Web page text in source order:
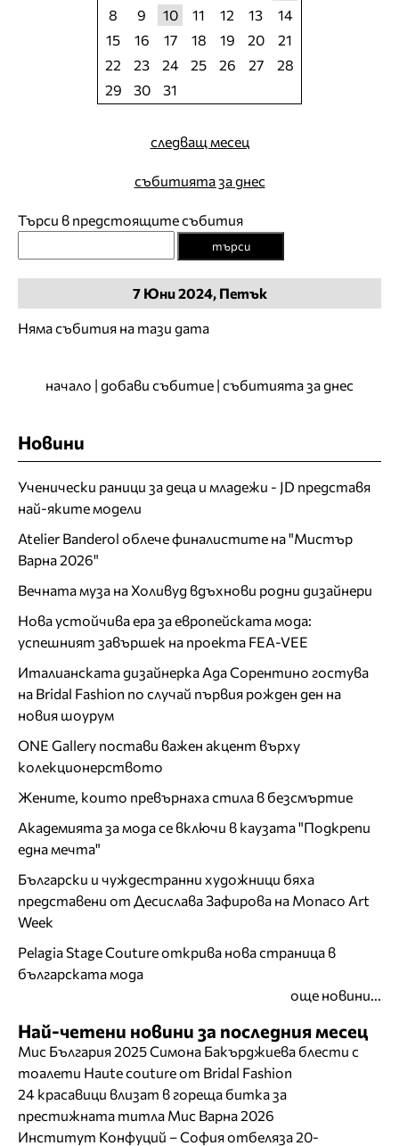
8
9 10 11 12 13
14
15
16 17 18 19 20
21
22
23 24 25 26 27
28
29
30 31
следващ месец
събитията за днес
Търси в предстоящите събития
търси
7 Юни2024, Петък
Няма събития на тази дата
начало | добави събитие | събитията за днес
Новини
Ученически раници за деца и младежи - JD представя
най-яките модели
Atelier Banderol облече финалистите на "Мистър
Варна 2026"
Вечната муза на Холивуд вдъхнови родни дизайнери
Нова устойчива ера за европейската мода:
успешният завършек на проекта FEA-VEE
Италианската дизайнерка Ада Сорентино гостува
на Bridal Fashion по случай първия рожден ден на
новия шоурум
ONE Gallery постави важен акцент върху
колекционерството
Жените, които превърнаха стила в безсмъртие
Академията за мода се включи в каузата "Подкрепи
една мечта"
Български и чуждестранни художници бяха
представени от Десислава Зафирова на Monaco Art
Week
Pelagia Stage Couture открива нова страница в
българската мода
още новини...
Най-четени новини за последния месец
Мис България 2025 Симона Бакърджиева блести с
тоалети Haute couture от Bridal Fashion
24 красавици влизат в гореща битка за
престижната титла Мис Варна 2026
Институт Конфуций – София отбеляза 20-